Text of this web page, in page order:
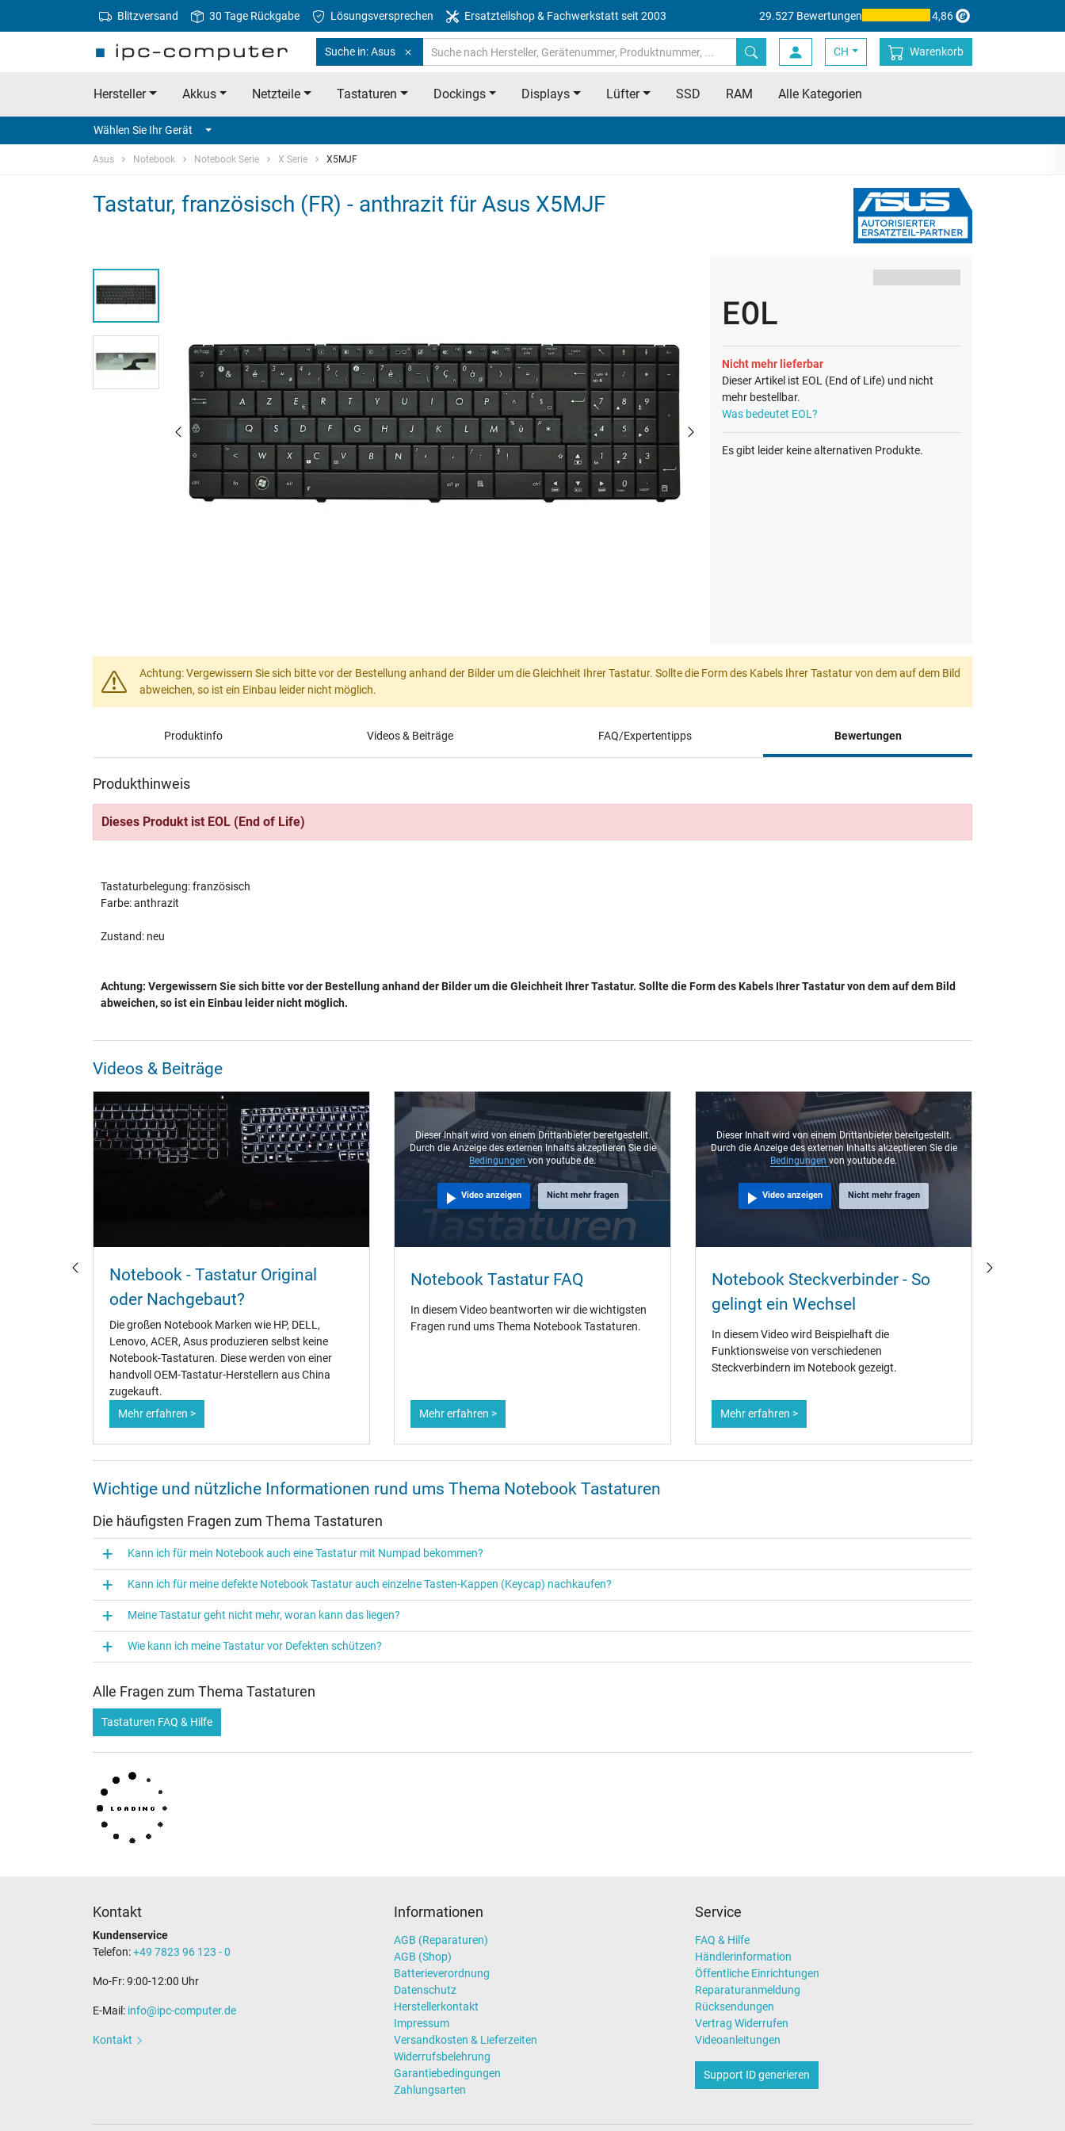
Blitzversand 30 Tage Rückgabe Lösungsversprechen Ersatzteilshop & Fachwerkstatt seit 2003 29.527 Bewertungen 4,86
Suche in: Asus CH Warenkorb
Hersteller Akkus Netzteile Tastaturen Dockings Displays Lüfter SSD RAM Alle Kategorien
Wählen Sie Ihr Gerät
Asus Notebook Notebook Serie X Serie X5MJF
Tastatur, französisch (FR) - anthrazit für Asus X5MJF
EOL
Nicht mehr lieferbar
Dieser Artikel ist EOL (End of Life) und nicht
mehr bestellbar.
Was bedeutet EOL?
Es gibt leider keine alternativen Produkte.
Achtung: Vergewissern Sie sich bitte vor der Bestellung anhand der Bilder um die Gleichheit Ihrer Tastatur. Sollte die Form des Kabels Ihrer Tastatur von dem auf dem Bild
abweichen, so ist ein Einbau leider nicht möglich.
Produktinfo Videos & Beiträge FAQ/Expertentipps Bewertungen
Produkthinweis
Dieses Produkt ist EOL (End of Life)
Tastaturbelegung: französisch
Farbe: anthrazit
Zustand: neu
Achtung: Vergewissern Sie sich bitte vor der Bestellung anhand der Bilder um die Gleichheit Ihrer Tastatur. Sollte die Form des Kabels Ihrer Tastatur von dem auf dem Bild
abweichen, so ist ein Einbau leider nicht möglich.
Videos & Beiträge
Notebook - Tastatur Original
oder Nachgebaut?
Die großen Notebook Marken wie HP, DELL,
Lenovo, ACER, Asus produzieren selbst keine
Notebook-Tastaturen. Diese werden von einer
handvoll OEM-Tastatur-Herstellern aus China
zugekauft.
Mehr erfahren >
Dieser Inhalt wird von einem Drittanbieter bereitgestellt.
Durch die Anzeige des externen Inhalts akzeptieren Sie die
Bedingungen von youtube.de.
Video anzeigen Nicht mehr fragen
Notebook Tastatur FAQ
In diesem Video beantworten wir die wichtigsten
Fragen rund ums Thema Notebook Tastaturen.
Mehr erfahren >
Dieser Inhalt wird von einem Drittanbieter bereitgestellt.
Durch die Anzeige des externen Inhalts akzeptieren Sie die
Bedingungenvon youtube.de.
Video anzeigen Nicht mehr fragen
Notebook Steckverbinder - So
gelingt ein Wechsel
In diesem Video wird Beispielhaft die
Funktionsweise von verschiedenen
Steckverbindern im Notebook gezeigt.
Mehr erfahren >
Wichtige und nützliche Informationen rund ums Thema Notebook Tastaturen
Die häufigsten Fragen zum Thema Tastaturen
Kann ich für mein Notebook auch eine Tastatur mit Numpad bekommen?
Kann ich für meine defekte Notebook Tastatur auch einzelne Tasten-Kappen (Keycap) nachkaufen?
Meine Tastatur geht nicht mehr, woran kann das liegen?
Wie kann ich meine Tastatur vor Defekten schützen?
Alle Fragen zum Thema Tastaturen
Tastaturen FAQ & Hilfe
Kontakt
Kundenservice
Telefon:+49 7823 96 123 - 0
Mo-Fr: 9:00-12:00 Uhr
E-Mail: info@ipc-computer.de
Kontakt
Informationen
AGB (Reparaturen)
AGB (Shop)
Batterieverordnung
Datenschutz
Herstellerkontakt
Impressum
Versandkosten & Lieferzeiten
Widerrufsbelehrung
Garantiebedingungen
Zahlungsarten
Service
FAQ & Hilfe
Händlerinformation
Öffentliche Einrichtungen
Reparaturanmeldung
Rücksendungen
Vertrag Widerrufen
Videoanleitungen
Support ID generieren